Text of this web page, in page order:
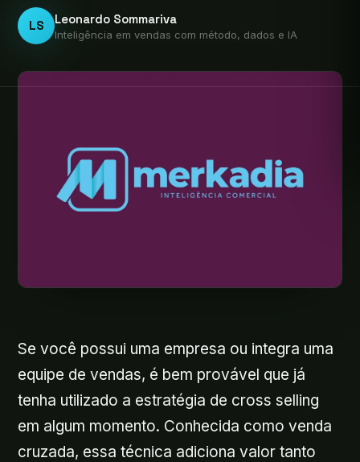
LS Leonardo Sommariva
Inteligência em vendas com método, dados e IA
Se você possui uma empresa ou integra uma
equipe de vendas, é bem provável que já
tenha utilizado a estratégia de cross selling
em algum momento. Conhecida como venda
cruzada, essa técnica adiciona valor tanto